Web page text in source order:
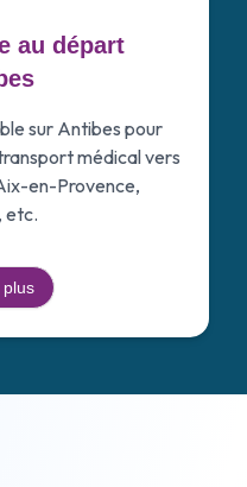
au départ
sur Antibes pour
médical vers
en-Provence,
etc.
plus